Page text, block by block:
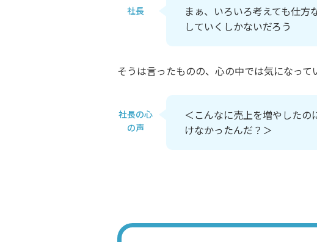
社長
まぁ、いろいろ考えても仕
していくしかないだろう
そうは言ったものの、心の中では気になって
社長の心
の声
＜こんなに売上を増やした
けなかったんだ？＞